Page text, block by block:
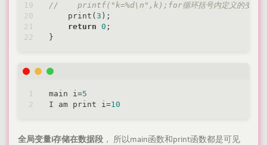
//    printf("k=%d\n",k);for循环括号内定义的变量，
    print(
3 );
return 0 ;
main i=5
I am print i=10
全局变量i存储在数据段 ， 所以main函数和print函数都是可见